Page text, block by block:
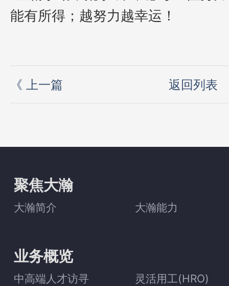
能有所得；越努力越幸运！
《 上一篇 返回列表
聚焦大瀚
大瀚简介 大瀚能力
业务概览
中高端人才访寻
灵活用工(HRO)